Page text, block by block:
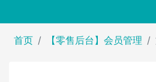
首页 【零售后台】会员管理